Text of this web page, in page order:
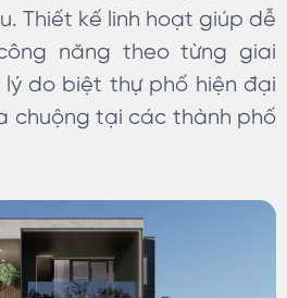
Thiết kế linh hoạt giúp dễ
năng theo từng giai
do biệt thự phố hiện đại
chuộng tại các thành phố